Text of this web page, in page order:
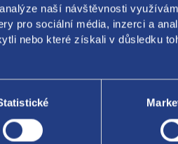
naší návštěvnosti
pro sociální média, inzerci a
nebo které získali v důsledku